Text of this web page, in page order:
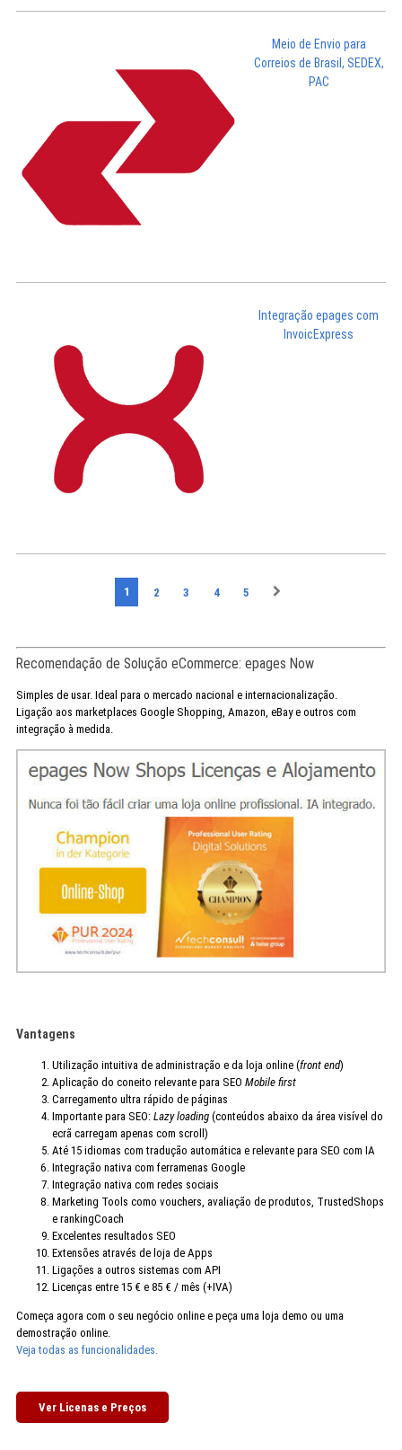
Meio de Envio para
Correios de Brasil, SEDEX,
PAC
Integração epages com
InvoicExpress
1 2 3 4 5
Recomendação de Solução eCommerce: epages Now
Simples de usar. Ideal para o mercado nacional e internacionalização.
Ligação aos marketplaces Google Shopping, Amazon, eBay e outros com
integração à medida.
Vantagens
Utilização intuitiva de administração e da loja online (front end)
Aplicação do coneito relevante para SEO Mobile first
Carregamento ultra rápido de páginas
Importante para SEO: Lazy loading(conteúdos abaixo da área visível do
ecrã carregam apenas com scroll)
Até 15 idiomas com tradução automática e relevante para SEO com IA
Integração nativa com ferramenas Google
Integração nativa com redes sociais
Marketing Tools como vouchers, avaliação de produtos, TrustedShops
e rankingCoach
Excelentes resultados SEO
Extensões através de loja de Apps
Ligações a outros sistemas com API
Licenças entre 15 € e 85 € / mês (+IVA)
Começa agora com o seu negócio online e peça uma loja demo ou uma
demostração online.
Veja todas as funcionalidades.
Ver Licenas e Preços